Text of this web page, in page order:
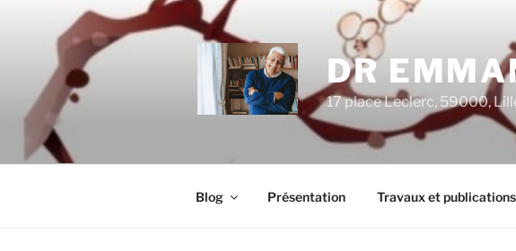
principal
DR
17 place Leclerc, 59000,
Blog Présentation Travaux et publications